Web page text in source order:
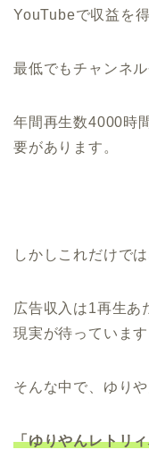
YouTubeで収益を
最低でもチャンネ
年間再生数4000時
要があります。
しかしこれだけでは
広告収入は1再生あ
現実が待っています
そんな中で、ゆり
「ゆりやんレトリ